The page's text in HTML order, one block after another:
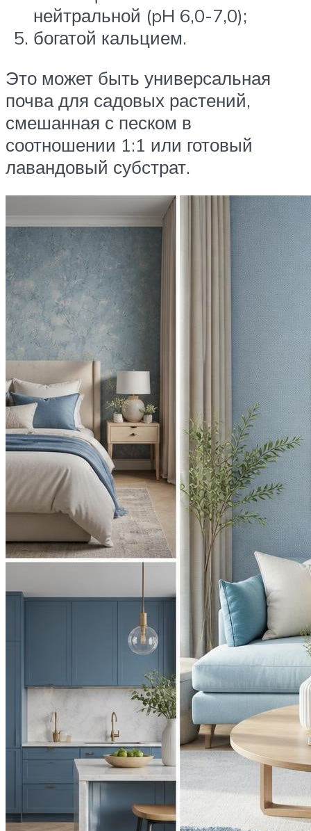
нейтральной (pH 6,0-7,0);
богатой кальцием.
Это может быть универсальная
почва для садовых растений,
смешанная с песком в
соотношении 1:1 или готовый
лавандовый субстрат.